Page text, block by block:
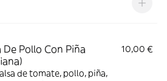
De Pollo Con Piña
10,00 €
de tomate, pollo, piña,